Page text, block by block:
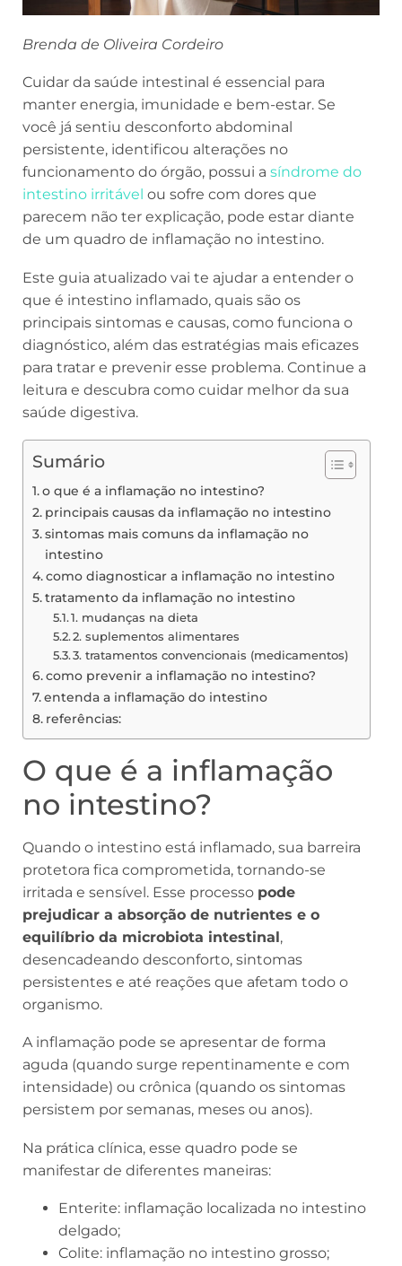
Brenda de Oliveira Cordeiro
Cuidar da saúde intestinal é essencial para
manter energia, imunidade e bem-estar. Se
você já sentiu desconforto abdominal
persistente, identificou alterações no
funcionamento do órgão, possui a síndrome do
intestino irritável ou sofre com dores que
parecem não ter explicação, pode estar diante
de um quadro de inflamação no intestino.
Este guia atualizado vai te ajudar a entender o
que é intestino inflamado, quais são os
principais sintomas e causas, como funciona o
diagnóstico, além das estratégias mais eficazes
para tratar e prevenir esse problema. Continue a
leitura e descubra como cuidar melhor da sua
saúde digestiva.
Sumário
o que é a inflamação no intestino?
principais causas da inflamação no intestino
sintomas mais comuns da inflamação no
intestino
como diagnosticar a inflamação no intestino
tratamento da inflamação no intestino
1. mudanças na dieta
2. suplementos alimentares
3. tratamentos convencionais (medicamentos)
como prevenir a inflamação no intestino?
entenda a inflamação do intestino
referências:
O que é a inflamação
no intestino?
Quando o intestino está inflamado, sua barreira
protetora fica comprometida, tornando-se
irritada e sensível. Esse processo pode
prejudicar a absorção de nutrientes e o
equilíbrio da microbiota intestinal,
desencadeando desconforto, sintomas
persistentes e até reações que afetam todo o
organismo.
A inflamação pode se apresentar de forma
aguda (quando surge repentinamente e com
intensidade) ou crônica (quando os sintomas
persistem por semanas, meses ou anos).
Na prática clínica, esse quadro pode se
manifestar de diferentes maneiras:
Enterite: inflamação localizada no intestino
delgado;
Colite: inflamação no intestino grosso;